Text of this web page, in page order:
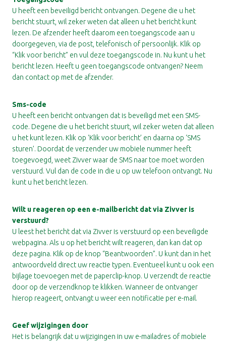
U heeft een beveiligd bericht ontvangen. Degene die u het
bericht stuurt, wil zeker weten dat alleen u het bericht kunt
lezen. De afzender heeft daarom een toegangscode aan u
doorgegeven, via de post, telefonisch of persoonlijk. Klik op
“Klik voor bericht” en vul deze toegangscode in. Nu kunt u het
bericht lezen. Heeft u geen toegangscode ontvangen? Neem
dan contact op met de afzender.
Sms-code
U heeft een bericht ontvangen dat is beveiligd met een SMS-
code. Degene die u het bericht stuurt, wil zeker weten dat alleen
u het kunt lezen. Klik op ‘Klik voor bericht’ en daarna op ‘SMS
sturen’. Doordat de verzender uw mobiele nummer heeft
toegevoegd, weet Zivver waar de SMS naar toe moet worden
verstuurd. Vul dan de code in die u op uw telefoon ontvangt. Nu
kunt u het bericht lezen.
Wilt u reageren op een e-mailbericht dat via Zivver is
verstuurd?
U leest het bericht dat via Zivver is verstuurd op een beveiligde
webpagina. Als u op het bericht wilt reageren, dan kan dat op
deze pagina. Klik op de knop “Beantwoorden”. U kunt dan in het
antwoordveld direct uw reactie typen. Eventueel kunt u ook een
bijlage toevoegen met de paperclip-knop. U verzendt de reactie
door op de verzendknop te klikken. Wanneer de ontvanger
hierop reageert, ontvangt u weer een notificatie per e-mail.
Geef wijzigingen door
Het is belangrijk dat u wijzigingen in uw e-mailadres of mobiele